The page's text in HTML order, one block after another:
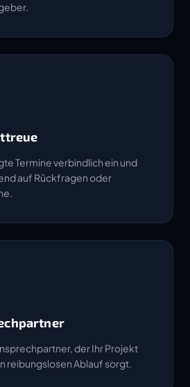
Termine verbindlich ein und
auf Rückfragen oder
der Ihr Projekt
reibungslosen Ablauf sorgt.